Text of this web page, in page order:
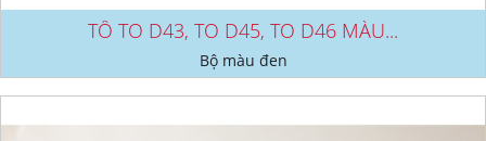
TÔ TO D43, TO D45, TO D46 MÀU...
Bộ màu đen